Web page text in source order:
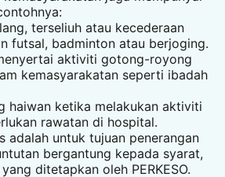
terseliuh atau kecederaan
futsal, badminton atau berjoging.
aktiviti gotong-royong
kemasyarakatan seperti ibadah
haiwan ketika melakukan aktiviti
rawatan di hospital.
adalah untuk tujuan penerangan
bergantung kepada syarat,
ditetapkan oleh PERKESO.